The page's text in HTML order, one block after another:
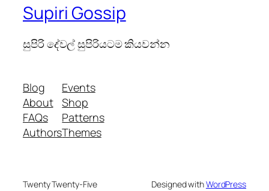
Supiri Gossip
සුපිරි දේවල් සුපිරියටම කියවන්න
Blog
About
FAQs
Authors
Events
Shop
Patterns
Themes
Twenty Twenty-Five Designed withWordPress